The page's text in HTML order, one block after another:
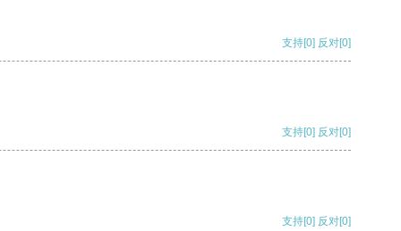
支持[0] 反对[0]
支持[0] 反对[0]
支持[0] 反对[0]